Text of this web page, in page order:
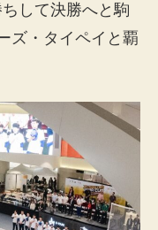
して決勝へと駒
ズ・タイペイと覇